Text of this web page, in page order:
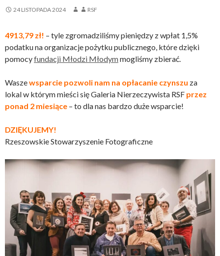
24 LISTOPADA 2024 RSF
4913,79 zł! – tyle zgromadziliśmy pieniędzy z wpłat 1,5%
podatku na organizacje pożytku publicznego, które dzięki
pomocyfundacji Młodzi Młodymmogliśmy zbierać.
Waszewsparcie pozwoli nam na opłacanie czynszu za
lokal w którym mieści się Galeria Nierzeczywista RSF przez
ponad 2 miesiące – to dla nas bardzo duże wsparcie!
DZIĘKUJEMY!
Rzeszowskie Stowarzyszenie Fotograficzne